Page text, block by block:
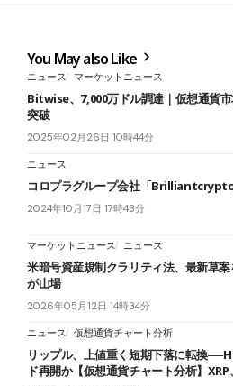
You May also Like
ニュース マーケットニュース
Bitwise、7,000万ドル調達｜仮想通貨
突破
2025年02月26日 10時44分
ニュース
コロプラグループ会社「
2024年10月17日 17時43分
マーケットニュース ニュース
米暗号資産規制クラリティ法、最新草
が山場
2026年05月12日 14時34分
ニュース 仮想通貨チャート分析
リップル、上値重く短期下落に転換
ド再開か【仮想通貨チャート分析】